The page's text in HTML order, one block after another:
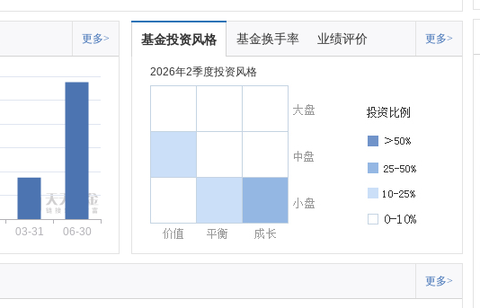
更多>
03-31 06-30
基金投资风格 基金换手率 业绩评价 更多>
2026年2季度投资风格
更多>